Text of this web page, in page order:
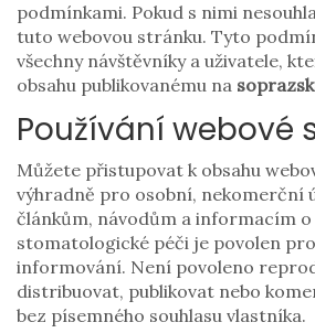
podmínkami. Pokud s nimi
tuto webovou stránku. Tyto
všechny návštěvníky a uživatele,
obsahu publikovanému na
Používání webové
Můžete přistupovat k obsahu
výhradně pro osobní, nekomerční
článkům, návodům a informacím
stomatologické péči je povolen
informování. Není povoleno
distribuovat, publikovat nebo
bez písemného souhlasu vlastníka.